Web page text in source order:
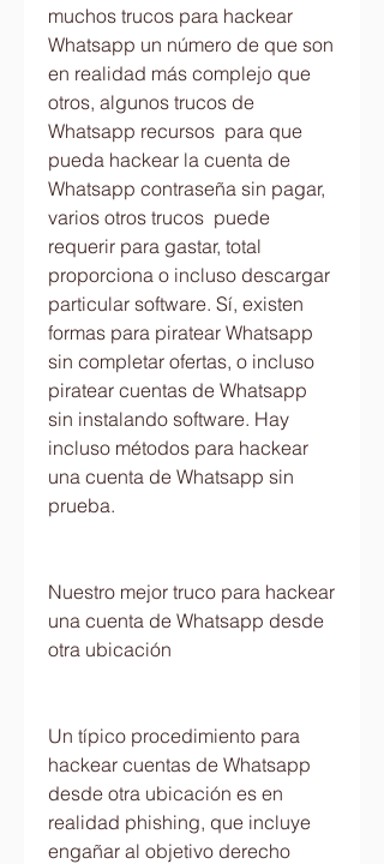
muchos trucos para hackear
Whatsapp un número de que son
en realidad más complejo que
otros, algunos trucos de
Whatsapp recursos  para que
pueda hackear la cuenta de
Whatsapp contraseña sin pagar,
varios otros trucos  puede
requerir para gastar, total
proporciona o incluso descargar
particular software. Sí, existen
formas para piratear Whatsapp
sin completar ofertas, o incluso
piratear cuentas de Whatsapp
sin instalando software. Hay
incluso métodos para hackear
una cuenta de Whatsapp sin
prueba.
Nuestro mejor truco para hackear
una cuenta de Whatsapp desde
otra ubicación
Un típico procedimiento para
hackear cuentas de Whatsapp
desde otra ubicación es en
realidad phishing, que incluye
engañar al objetivo derecho